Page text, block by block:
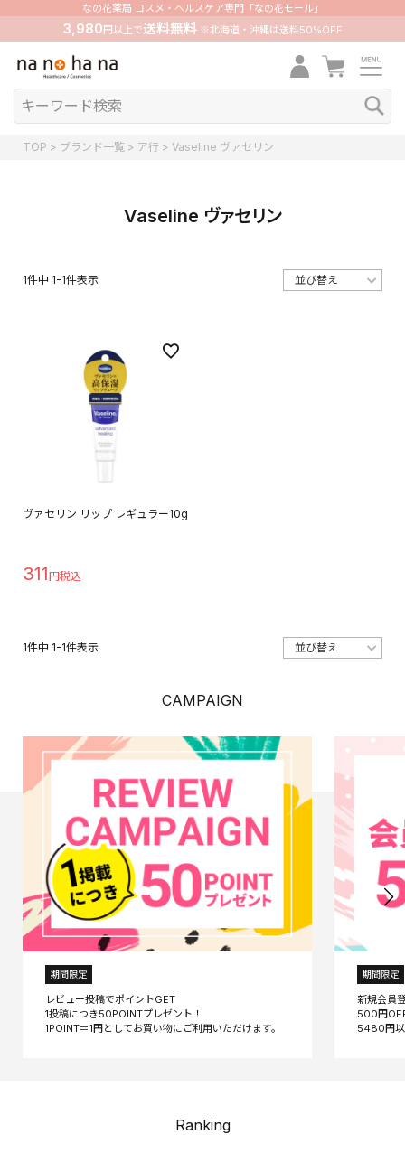
なの花薬局 コスメ・ヘルスケア専門「なの花モール」
3,980 円以上で送料無料※北海道・沖縄は送料50%OFF
TOP ブランド一覧 ア行 Vaseline ヴァセリン
Vaseline ヴァセリン
1件中 1-1件表示
ヴァセリン リップ レギュラー10g
311
1件中 1-1件表示
CAMPAIGN
期間限定
レビュー投稿でポイントGET
1投稿につき50POINTプレゼント！
期間限定
新規会員
500円
Ranking